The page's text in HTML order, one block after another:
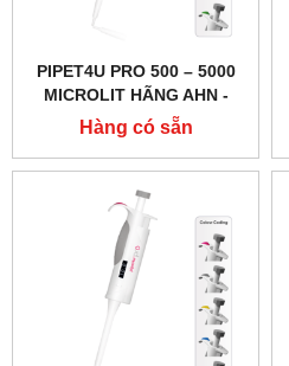
PIPET4U PRO 500 – 5000
MICROLIT HÃNG AHN -
ĐỨC
Hàng có sẵn